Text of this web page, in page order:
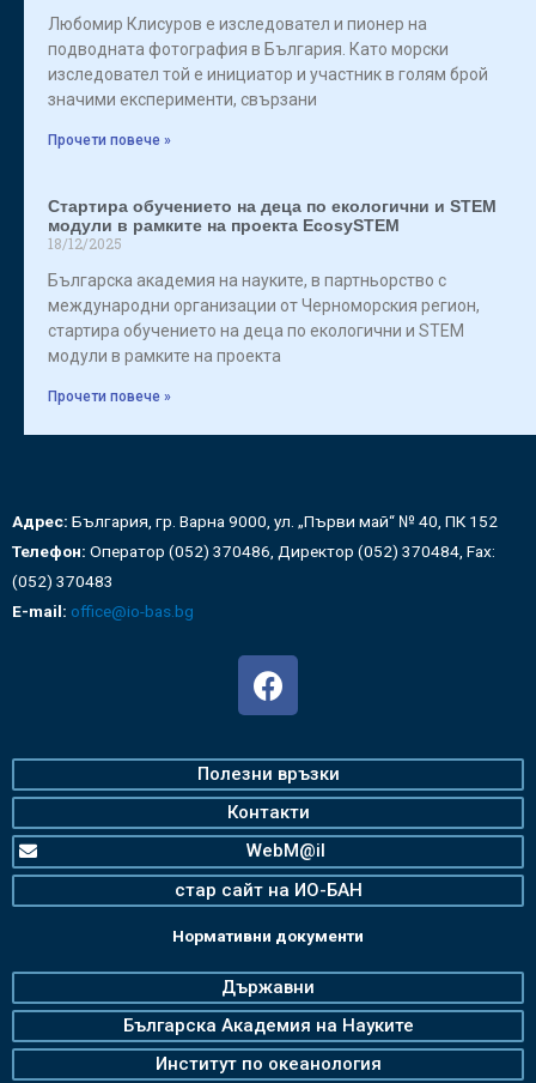
Любомир Клисуров е изследовател и пионер на
подводната фотография в България. Като морски
изследовател той е инициатор и участник в голям брой
значими експерименти, свързани
Прочети повече »
Стартира обучението на деца по екологични и STEM
модули в рамките на проекта EcosySTEM
18/12/2025
Българска академия на науките, в партньорство с
международни организации от Черноморския регион,
стартира обучението на деца по екологични и STEM
модули в рамките на проекта
Прочети повече »
Адрес: България, гр. Варна 9000, ул. „Първи май“ № 40, ПК 152
Телефон: Оператор (052) 370486, Директор (052) 370484, Fax:
(052) 370483
E-mail: office@io-bas.bg
Полезни връзки
Контакти
WebM@il
стар сайт на ИО-БАН
Нормативни документи
Държавни
Българска Академия на Науките
Институт по океанология